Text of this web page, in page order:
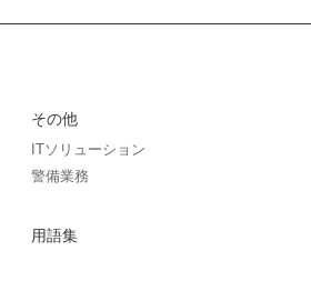
その他
ITソリューション
警備業務
用語集